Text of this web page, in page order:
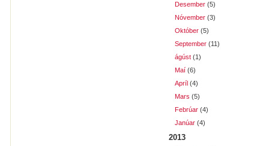
Desember (5)
Nóvember (3)
Október (5)
September (11)
ágúst (1)
Maí (6)
Apríl (4)
Mars (5)
Febrúar (4)
Janúar (4)
2013